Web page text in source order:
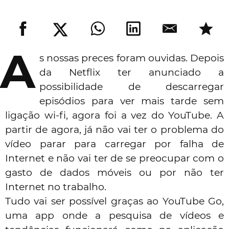
A s nossas preces foram ouvidas. Depois
da Netflix ter anunciado a
possibilidade de descarregar
episódios para ver mais tarde sem
ligação wi-fi, agora foi a vez do YouTube. A
partir de agora, já não vai ter o problema do
vídeo parar para carregar por falha de
Internet e não vai ter de se preocupar com o
gasto de dados móveis ou por não ter
Internet no trabalho.
Tudo vai ser possível graças ao YouTube Go,
uma app onde a pesquisa de vídeos e